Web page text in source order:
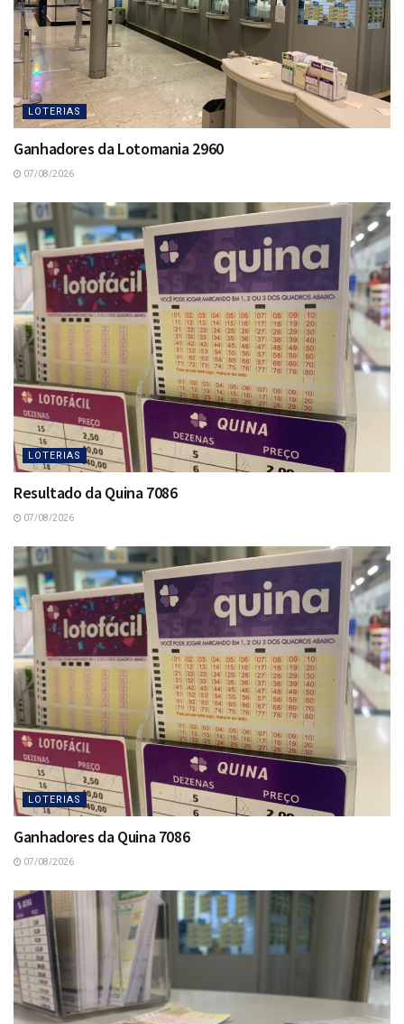
LOTERIAS
Ganhadores da Lotomania 2960
07/08/2026
LOTERIAS
Resultado da Quina 7086
07/08/2026
LOTERIAS
Ganhadores da Quina 7086
07/08/2026